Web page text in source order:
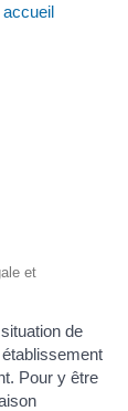
et
de
Pour y être